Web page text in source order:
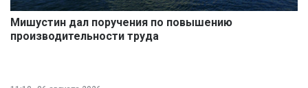
Мишустин дал поручения по повышению
производительности труда